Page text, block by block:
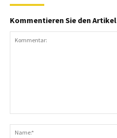
Kommentieren Sie den Artikel